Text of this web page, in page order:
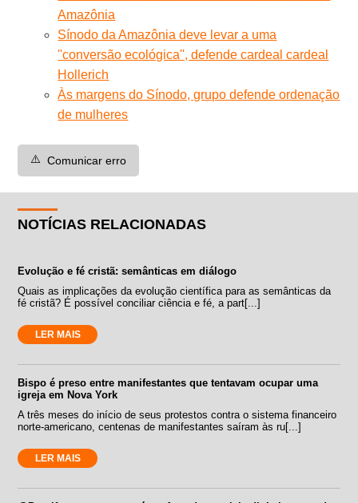
Amazônia
Sínodo da Amazônia deve levar a uma
''conversão ecológica'', defende cardeal cardeal
Hollerich
Às margens do Sínodo, grupo defende ordenação
de mulheres
⚠️ Comunicar erro
NOTÍCIAS RELACIONADAS
Evolução e fé cristã: semânticas em diálogo
Quais as implicações da evolução científica para as semânticas da
fé cristã? É possível conciliar ciência e fé, a part[...]
LER MAIS
Bispo é preso entre manifestantes que tentavam ocupar uma
igreja em Nova York
A três meses do início de seus protestos contra o sistema financeiro
norte-americano, centenas de manifestantes saíram às ru[...]
LER MAIS